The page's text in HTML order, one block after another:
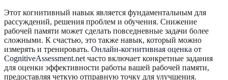
Этот когнитивный навык является фундаментальным для
рассуждений, решения проблем и обучения. Снижение
рабочей памяти может сделать повседневные задачи более
сложными. К счастью, это также навык, который можно
измерять и тренировать. Онлайн-когнитивная оценка от
CognitiveAssessment.net часто включает конкретные задания
для оценки эффективности работы вашей рабочей памяти,
предоставляя четкую отправную точку для улучшения.